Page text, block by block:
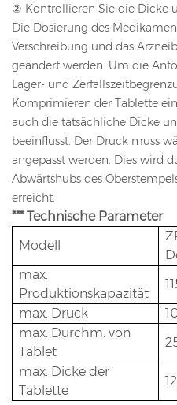
② Kontrollieren Sie die Dicke
Die Dosierung des
Verschreibung und das
geändert werden. Um die
Lager- und
Komprimieren der Tablette
auch die tatsächliche Dicke
beeinflusst. Der Druck muss
angepasst werden. Dies wird
Abwärtshubs des
erreicht.
*** Technische Parameter
Modell
max.
Produktionskapazität
max. Druck
max. Durchm. von
Tablet
max. Dicke der
Tablette